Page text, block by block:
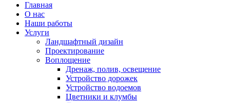
Главная
О нас
Наши работы
Услуги
Ландшафтный дизайн
Проектирование
Воплощение
Дренаж, полив, освещение
Устройство дорожек
Устройство водоемов
Цветники и клумбы